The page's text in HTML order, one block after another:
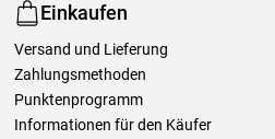
Einkaufen
Versand und Lieferung
Zahlungsmethoden
Punktenprogramm
Informationen für den Käufer